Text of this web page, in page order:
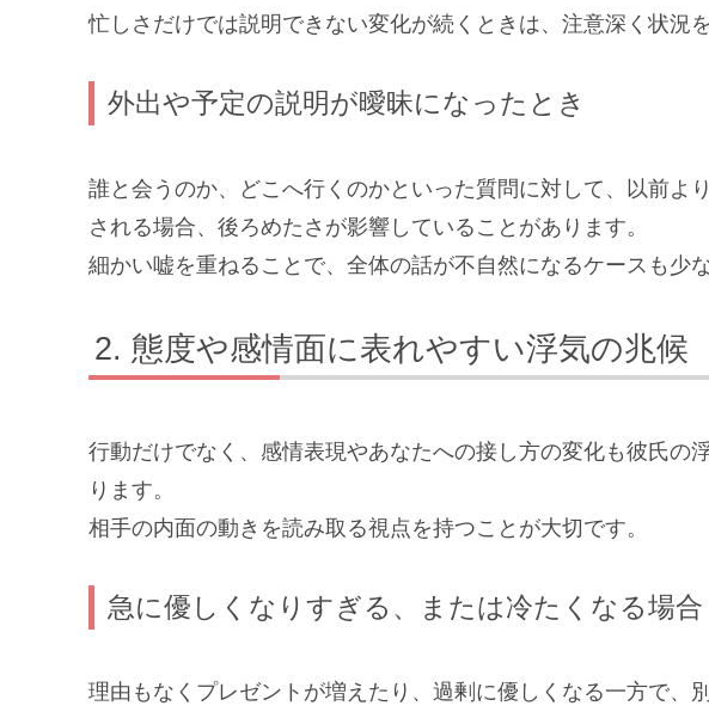
忙しさだけでは説明できない変化が続くときは、注意深く状況
外出や予定の説明が曖昧になったとき
誰と会うのか、どこへ行くのかといった質問に対して、以前よ
される場合、後ろめたさが影響していることがあります。
細かい嘘を重ねることで、全体の話が不自然になるケースも少
態度や感情面に表れやすい浮気の兆候
行動だけでなく、感情表現やあなたへの接し方の変化も彼氏の
ります。
相手の内面の動きを読み取る視点を持つことが大切です。
急に優しくなりすぎる、または冷たくなる場合
理由もなくプレゼントが増えたり、過剰に優しくなる一方で、